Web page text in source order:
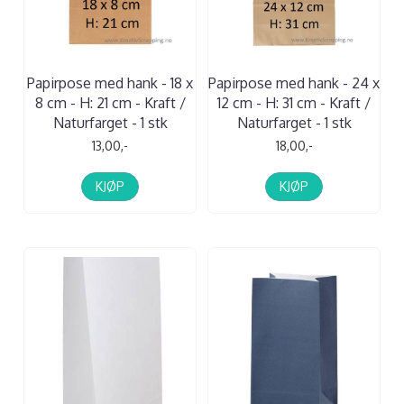
Papirpose med hank - 18 x
8 cm - H: 21 cm - Kraft /
Naturfarget - 1 stk
13,00,-
KJØP
Papirpose med hank - 24 x
12 cm - H: 31 cm - Kraft /
Naturfarget - 1 stk
18,00,-
KJØP